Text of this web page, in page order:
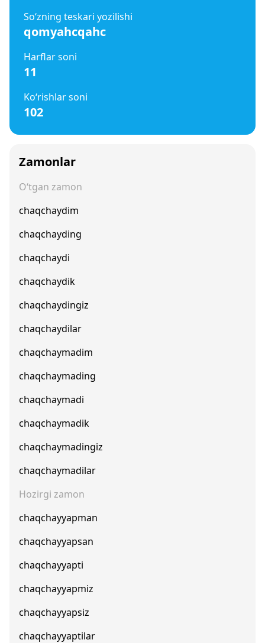
So‘zning teskari yozilishi
qomyahcqahc
Harflar soni
11
Ko‘rishlar soni
102
Zamonlar
O‘tgan zamon
chaqchaydim
chaqchayding
chaqchaydi
chaqchaydik
chaqchaydingiz
chaqchaydilar
chaqchaymadim
chaqchaymading
chaqchaymadi
chaqchaymadik
chaqchaymadingiz
chaqchaymadilar
Hozirgi zamon
chaqchayyapman
chaqchayyapsan
chaqchayyapti
chaqchayyapmiz
chaqchayyapsiz
chaqchayyaptilar